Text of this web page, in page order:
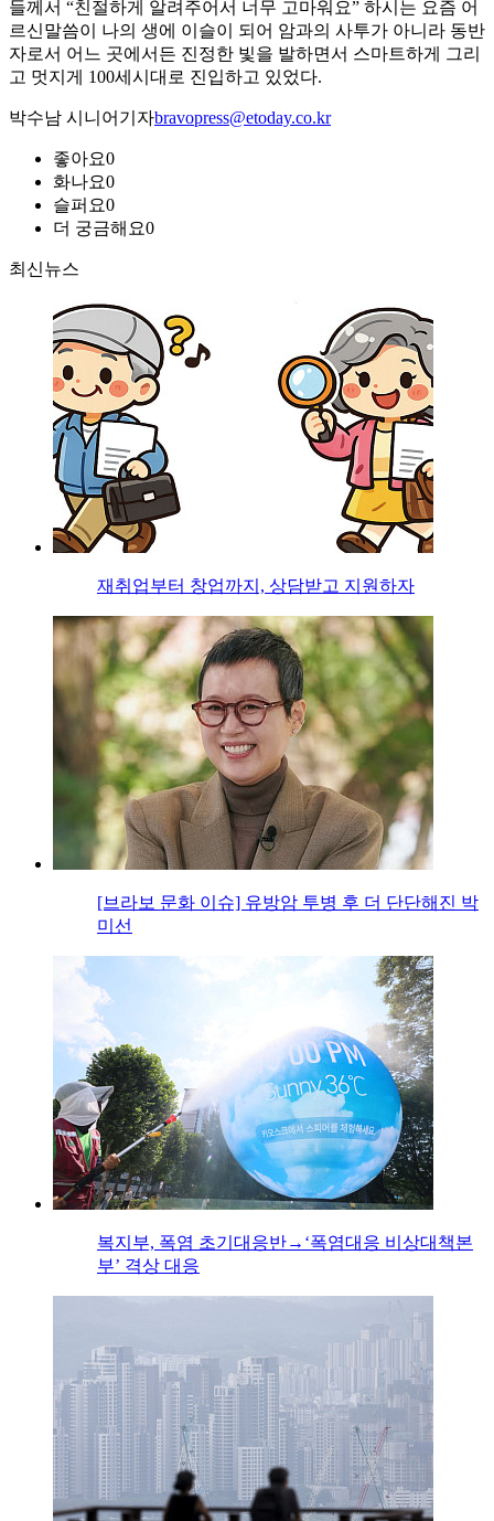
들께서 “친절하게 알려주어서 너무 고마워요” 하시는 요즘 어
르신말씀이 나의 생에 이슬이 되어 암과의 사투가 아니라 동반
자로서 어느 곳에서든 진정한 빛을 발하면서 스마트하게 그리
고 멋지게 100세시대로 진입하고 있었다.
박수남 시니어기자bravopress@etoday.co.kr
좋아요0
화나요0
슬퍼요0
더 궁금해요0
최신뉴스
재취업부터 창업까지, 상담받고 지원하자
[브라보 문화 이슈] 유방암 투병 후 더 단단해진 박
미선
복지부, 폭염 초기대응반→‘폭염대응 비상대책본
부’ 격상 대응